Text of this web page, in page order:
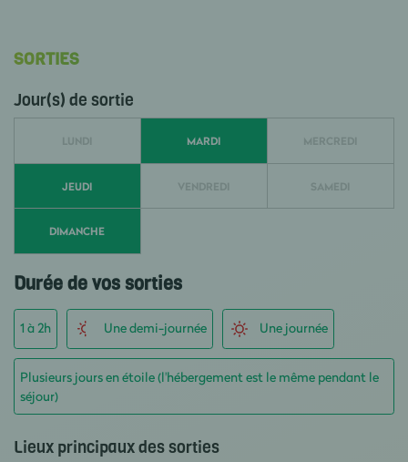
SORTIES
Jour(s) de sortie
LUNDI MARDI MERCREDI
JEUDI VENDREDI SAMEDI
DIMANCHE
Durée de vos sorties
1 à 2h Une demi-journée Une journée
Plusieurs jours en étoile (l'hébergement est le même pendant le
séjour)
Lieux principaux des sorties